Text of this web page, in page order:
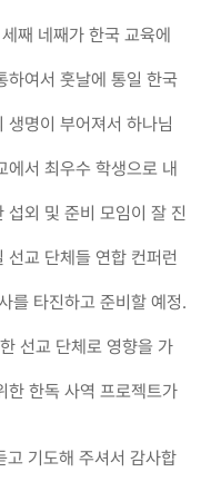
째 네째가 한국 교육에
하여서 훗날에 통일 한국
명이 부어져서 하나님
에서 최우수 학생으로 내
외 및 준비 모임이 잘 진
교 단체들 연합 컨퍼런
를 타진하고 준비할 예정.
선교 단체로 영향을 가
한 한독 사역 프로젝트가
고 기도해 주셔서 감사합